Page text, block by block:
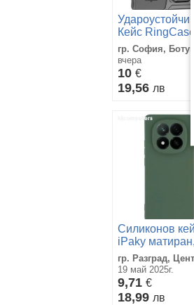
Удароустойчив
Кейс RingCase
Капак за Xiaomi
Redmi 15 4G
гр. София,
вчера
10 €
19,56 лв
Силиконов
iPaky
Xiaomi Redmi
14 Pro 4G,
Тъмнозелен
гр. Разград,
19 май 2025г.
9,71 €
18,99 лв